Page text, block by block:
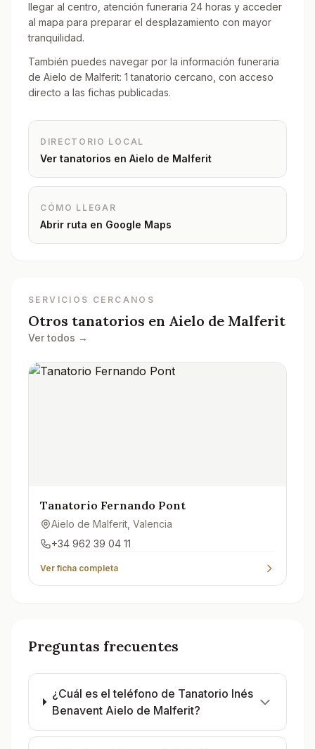
llegar al centro, atención funeraria 24 horas y acceder
al mapa para preparar el desplazamiento con mayor
tranquilidad.
También puedes navegar por la información funeraria
de Aielo de Malferit: 1 tanatorio cercano, con acceso
directo a las fichas publicadas.
DIRECTORIO LOCAL
Ver tanatorios en Aielo de Malferit
CÓMO LLEGAR
Abrir ruta en Google Maps
SERVICIOS CERCANOS
Otros tanatorios en Aielo de Malferit
Ver todos →
Tanatorio Fernando Pont
Aielo de Malferit , Valencia
+34 962 39 04 11
Ver ficha completa
Preguntas frecuentes
¿Cuál es el teléfono de Tanatorio Inés
Benavent Aielo de Malferit?